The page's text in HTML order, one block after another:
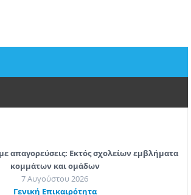
απαγορεύσεις: Εκτός σχολείων εμβλήματα
κομμάτων και ομάδων
7 Αυγούστου 2026
Γενική Επικαιρότητα